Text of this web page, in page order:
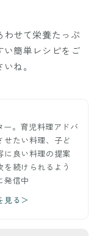
せて栄養たっぷ
い簡単レシピをご
ね。
ー。育児料理アドバ
せたい料理、子ど
に良い料理の提案
続けられるよう
発信中
見る＞